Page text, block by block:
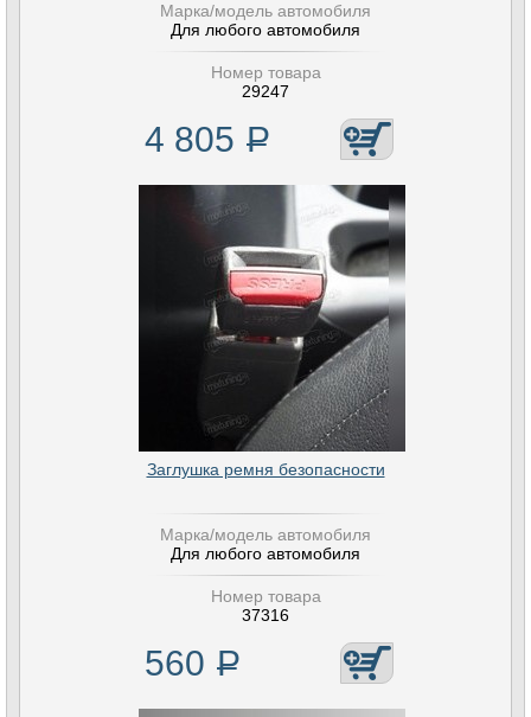
Марка/модель автомобиля
Для любого автомобиля
Номер товара
29247
4 805 Р
Заглушка ремня безопасности
Марка/модель автомобиля
Для любого автомобиля
Номер товара
37316
560 Р